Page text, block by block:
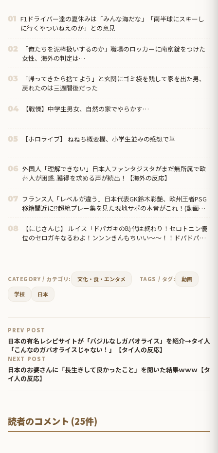
01 F1ドライバー達の夏休みは「みんな海だな」「南半球にスキーし
に行くやついねえのか」との意見
02
「俺たちを泥棒扱いするのか」職場のロッカーに南京錠をつけた
女性、海外の判定は…
03
「帰ってきたら捨てよう」と玄関にゴミ袋を残して家を出た男、
戻れたのは三週間後だった
04 【戦慄】中学生男女、自然の家でやらかす…
05 【ホロライブ】 ねねち概要欄、小学生並みの感想で草
06 外国人「理解できない」日本人ファンタジスタがまだ無所属で欧
州人が困惑..獲得を求める声が続出！【海外の反応】
07 フランス人「レベルが違う」日本代表GK鈴木彩艶、欧州王者PSG
移籍間近に!?超絶プレー集を見た現地サポの本音がこれ！(動画あ
08
【にじさんじ】 ルイス「ドパガキの時代は終わり！セロトニン優
位のセロガキなるわよ！ンンンきんもちいい〜〜！！ドパドパド
CATEGORY / カテゴリ: 文化・食・エンタメ TAGS / タグ:
動画
学校
日本
PREV POST
日本の有名レシピサイトが「バジルなしガパオライス」を紹介→タイ人
「こんなのガパオライスじゃない！」【タイ人の反応】
NEXT POST
日本のお婆さんに「長生きして良かったこと」を聞いた結果ｗｗｗ【タ
イ人の反応】
読者のコメント (25件)